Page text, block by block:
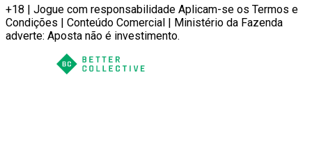
+18 | Jogue com responsabilidade Aplicam-se os Termos e
Condições | Conteúdo Comercial | Ministério da Fazenda
adverte: Aposta não é investimento.